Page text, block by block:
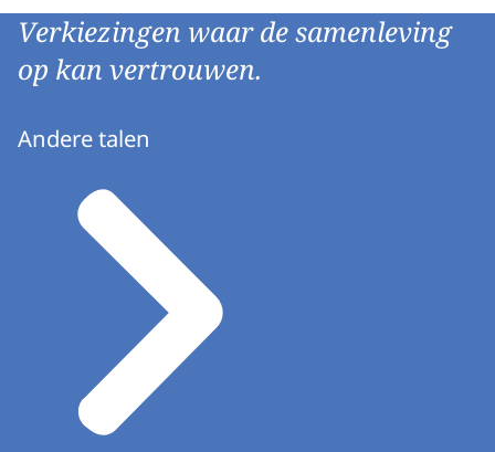
Verkiezingen waar de samenleving
op kan vertrouwen.
Andere talen